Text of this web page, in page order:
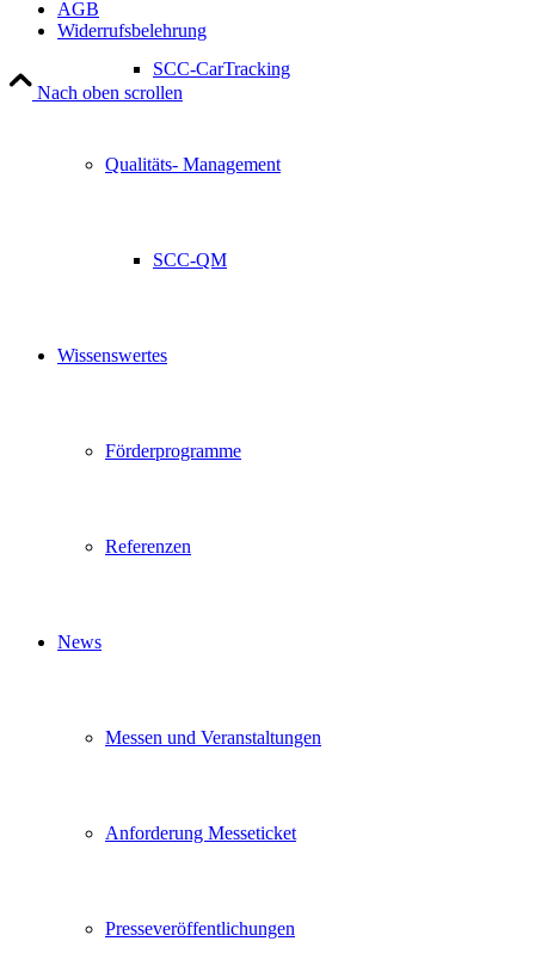
SCC-CarTracking
Qualitäts- Management
SCC-QM
Wissenswertes
Förderprogramme
Referenzen
News
Messen und Veranstaltungen
Anforderung Messeticket
Presseveröffentlichungen
AGB
Widerrufsbelehrung
Nach oben scrollen